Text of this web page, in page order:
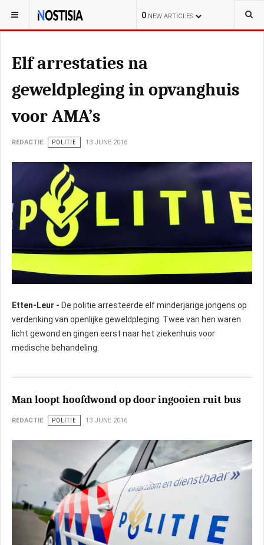
0 NEW ARTICLES
YOU ARE HERE: NEDERLAND
Elf arrestaties na
geweldpleging in opvanghuis
voor AMA’s
REDACTIE POLITIE 13 JUNE 2016
Etten-Leur - De politie arresteerde elf minderjarige jongens op
verdenking van openlijke geweldpleging. Twee van hen waren
licht gewond en gingen eerst naar het ziekenhuis voor
medische behandeling.
Man loopt hoofdwond op door ingooien ruit bus
REDACTIE POLITIE 13 JUNE 2016